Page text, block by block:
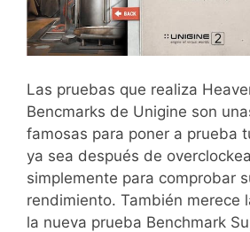
Las pruebas que realiza
Bencmarks de Unigine son
famosas para poner a prueba
ya sea después de
simplemente para comprobar
rendimiento. También merece
la nueva prueba Benchmark